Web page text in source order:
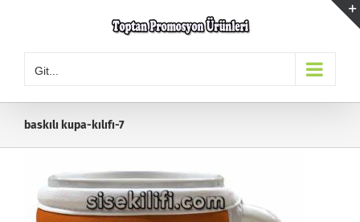
Git...
baskılı kupa-kılıfı-7